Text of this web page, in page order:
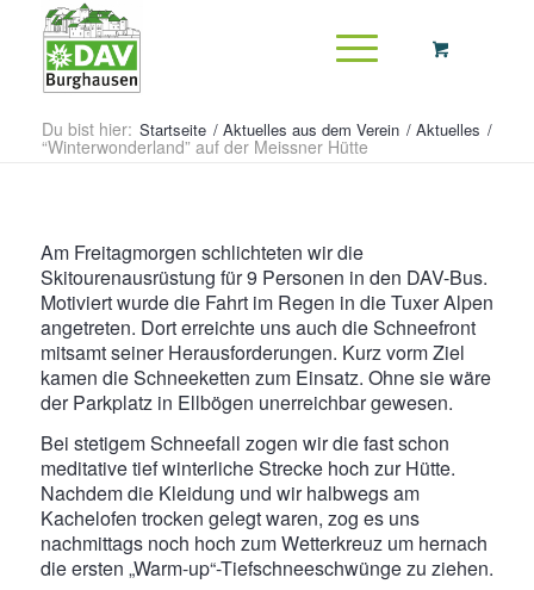
Du bist hier: Startseite / Aktuelles aus dem Verein / Aktuelles /
“Winterwonderland” auf der Meissner Hütte
Am Freitagmorgen schlichteten wir die
Skitourenausrüstung für 9 Personen in den DAV-Bus.
Motiviert wurde die Fahrt im Regen in die Tuxer Alpen
angetreten. Dort erreichte uns auch die Schneefront
mitsamt seiner Herausforderungen. Kurz vorm Ziel
kamen die Schneeketten zum Einsatz. Ohne sie wäre
der Parkplatz in Ellbögen unerreichbar gewesen.
Bei stetigem Schneefall zogen wir die fast schon
meditative tief winterliche Strecke hoch zur Hütte.
Nachdem die Kleidung und wir halbwegs am
Kachelofen trocken gelegt waren, zog es uns
nachmittags noch hoch zum Wetterkreuz um hernach
die ersten „Warm-up“-Tiefschneeschwünge zu ziehen.